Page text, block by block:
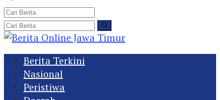
Berita Terkini
Nasional
Peristiwa